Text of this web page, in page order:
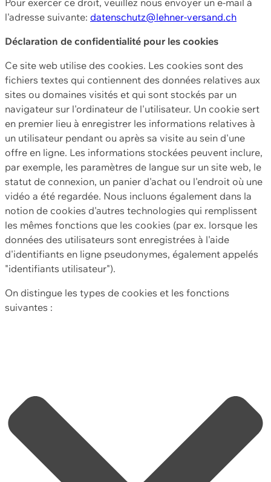
l'adresse suivante: datenschutz@lehner-versand.ch
Déclaration de confidentialité pour les cookies
Ce site web utilise des cookies. Les cookies sont des
fichiers textes qui contiennent des données relatives aux
sites ou domaines visités et qui sont stockés par un
navigateur sur l'ordinateur de l'utilisateur. Un cookie sert
en premier lieu à enregistrer les informations relatives à
un utilisateur pendant ou après sa visite au sein d'une
offre en ligne. Les informations stockées peuvent inclure,
par exemple, les paramètres de langue sur un site web, le
statut de connexion, un panier d'achat ou l'endroit où une
vidéo a été regardée. Nous incluons également dans la
notion de cookies d'autres technologies qui remplissent
les mêmes fonctions que les cookies (par ex. lorsque les
données des utilisateurs sont enregistrées à l'aide
d'identifiants en ligne pseudonymes, également appelés
"identifiants utilisateur").
On distingue les types de cookies et les fonctions
suivantes :